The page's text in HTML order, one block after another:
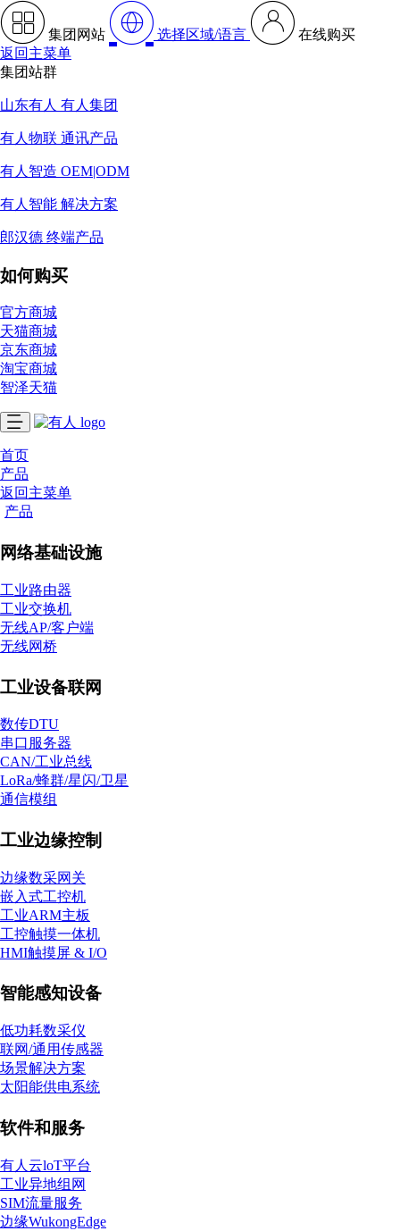
集团网站 选择区域/语言
在线购买
返回主菜单
集团站群
山东有人 有人集团
有人物联 通讯产品
有人智造 OEM|ODM
有人智能 解决方案
郎汉德 终端产品
如何购买
官方商城
天猫商城
京东商城
淘宝商城
智泽天猫
首页
产品
返回主菜单
产品
网络基础设施
工业路由器
工业交换机
无线AP/客户端
无线网桥
工业设备联网
数传DTU
串口服务器
CAN/工业总线
LoRa/蜂群/星闪/卫星
通信模组
工业边缘控制
边缘数采网关
嵌入式工控机
工业ARM主板
工控触摸一体机
HMI触摸屏 & I/O
智能感知设备
低功耗数采仪
联网/通用传感器
场景解决方案
太阳能供电系统
软件和服务
有人云loT平台
工业异地组网
SIM流量服务
边缘WukongEdge